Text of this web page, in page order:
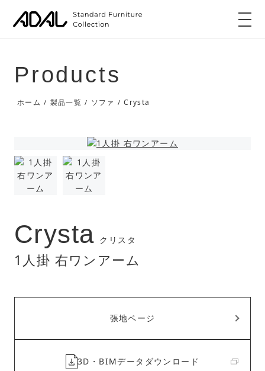
Products
ホーム / 製品一覧 / ソファ / Crysta
Crysta クリスタ
1人掛 右ワンアーム
張地ページ
3D・BIMデータダウンロード